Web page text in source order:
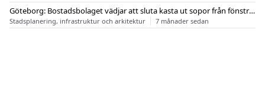
Göteborg: Bostadsbolaget vädjar att sluta kasta ut sopor från fönstren
Stadsplanering, infrastruktur och arkitektur 7 månader sedan